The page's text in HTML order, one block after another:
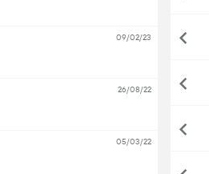
09/02/23
26/08/22
05/03/22